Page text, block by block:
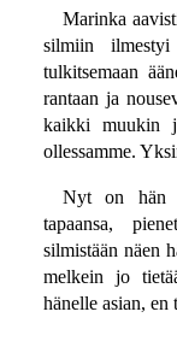
Marinka
silmiin
tulkitsemaan
rantaan ja
kaikki muukin
ollessamme.
Nyt on hän
tapaansa,
silmistään näen
melkein jo
hänelle asian, en